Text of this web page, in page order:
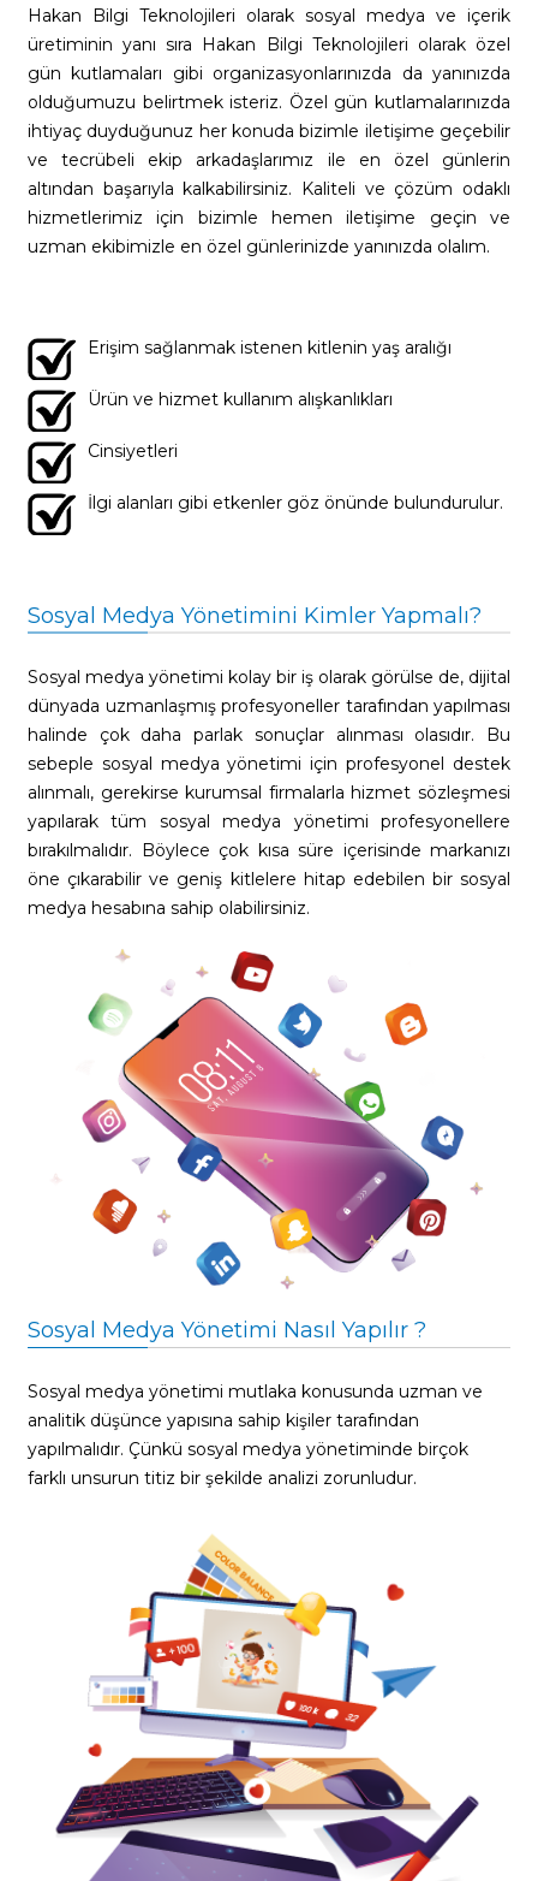
Hakan Bilgi Teknolojileri olarak sosyal medya ve içerik
üretiminin yanı sıra Hakan Bilgi Teknolojileri olarak özel
gün kutlamaları gibi organizasyonlarınızda da yanınızda
olduğumuzu belirtmek isteriz. Özel gün kutlamalarınızda
ihtiyaç duyduğunuz her konuda bizimle iletişime geçebilir
ve tecrübeli ekip arkadaşlarımız ile en özel günlerin
altından başarıyla kalkabilirsiniz. Kaliteli ve çözüm odaklı
hizmetlerimiz için bizimle hemen iletişime geçin ve
uzman ekibimizle en özel günlerinizde yanınızda olalım.
Erişim sağlanmak istenen kitlenin yaş aralığı
Ürün ve hizmet kullanım alışkanlıkları
Cinsiyetleri
İlgi alanları gibi etkenler göz önünde bulundurulur.
Sosyal Medya Yönetimini Kimler Yapmalı?
Sosyal medya yönetimi kolay bir iş olarak görülse de, dijital
dünyada uzmanlaşmış profesyoneller tarafından yapılması
halinde çok daha parlak sonuçlar alınması olasıdır. Bu
sebeple sosyal medya yönetimi için profesyonel destek
alınmalı, gerekirse kurumsal firmalarla hizmet sözleşmesi
yapılarak tüm sosyal medya yönetimi profesyonellere
bırakılmalıdır. Böylece çok kısa süre içerisinde markanızı
öne çıkarabilir ve geniş kitlelere hitap edebilen bir sosyal
medya hesabına sahip olabilirsiniz.
Sosyal Medya Yönetimi Nasıl Yapılır ?
Sosyal medya yönetimi mutlaka konusunda uzman ve
analitik düşünce yapısına sahip kişiler tarafından
yapılmalıdır. Çünkü sosyal medya yönetiminde birçok
farklı unsurun titiz bir şekilde analizi zorunludur.